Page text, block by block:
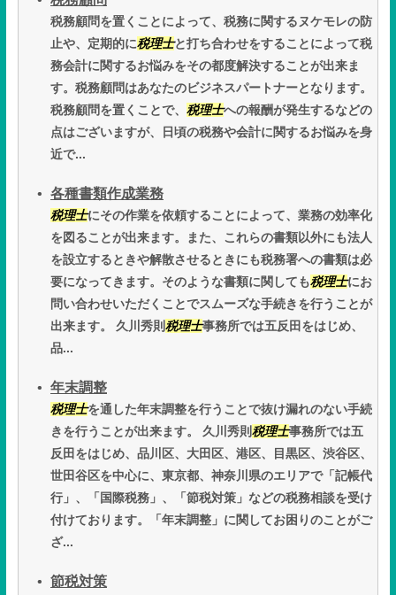
税務顧問を置くことによって、税務に関するヌケモレの防
止や、定期的に税理士と打ち合わせをすることによって税
務会計に関するお悩みをその都度解決することが出来ま
す。税務顧問はあなたのビジネスパートナーとなります。
税務顧問を置くことで、 税理士への報酬が発生するなどの
点はございますが、日頃の税務や会計に関するお悩みを身
近で...
各種書類作成業務
税理士にその作業を依頼することによって、業務の効率化
を図ることが出来ます。また、これらの書類以外にも法人
を設立するときや解散させるときにも税務署への書類は必
要になってきます。そのような書類に関しても税理士にお
問い合わせいただくことでスムーズな手続きを行うことが
出来ます。 久川秀則税理士事務所では五反田をはじめ、
品...
年末調整
税理士を通した年末調整を行うことで抜け漏れのない手続
きを行うことが出来ます。 久川秀則税理士事務所では五
反田をはじめ、品川区、大田区、港区、目黒区、渋谷区、
世田谷区を中心に、東京都、神奈川県のエリアで「記帳代
行」、「国際税務」、「節税対策」などの税務相談を受け
付けております。「年末調整」に関してお困りのことがご
ざ...
節税対策